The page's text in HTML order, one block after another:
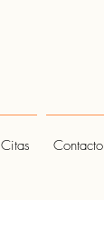
Citas Contacto